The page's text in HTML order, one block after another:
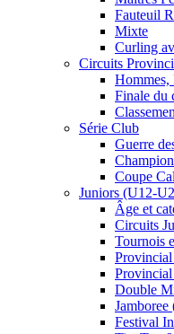
Fauteuil
Mixte
Curling
Circuits
Hommes,
Finale du
Série Club
Guerre
Coupe
Juniors (U12-
Âge et
Circuits
Tournois
Double
Festival